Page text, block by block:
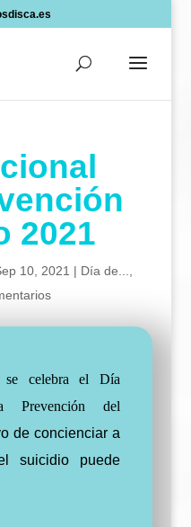
2021
10, 2021 | Día de...
celebra el Día
Prevención del
de concienciar a
suicidio puede